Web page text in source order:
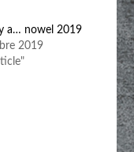
a… nowel 2019
2019